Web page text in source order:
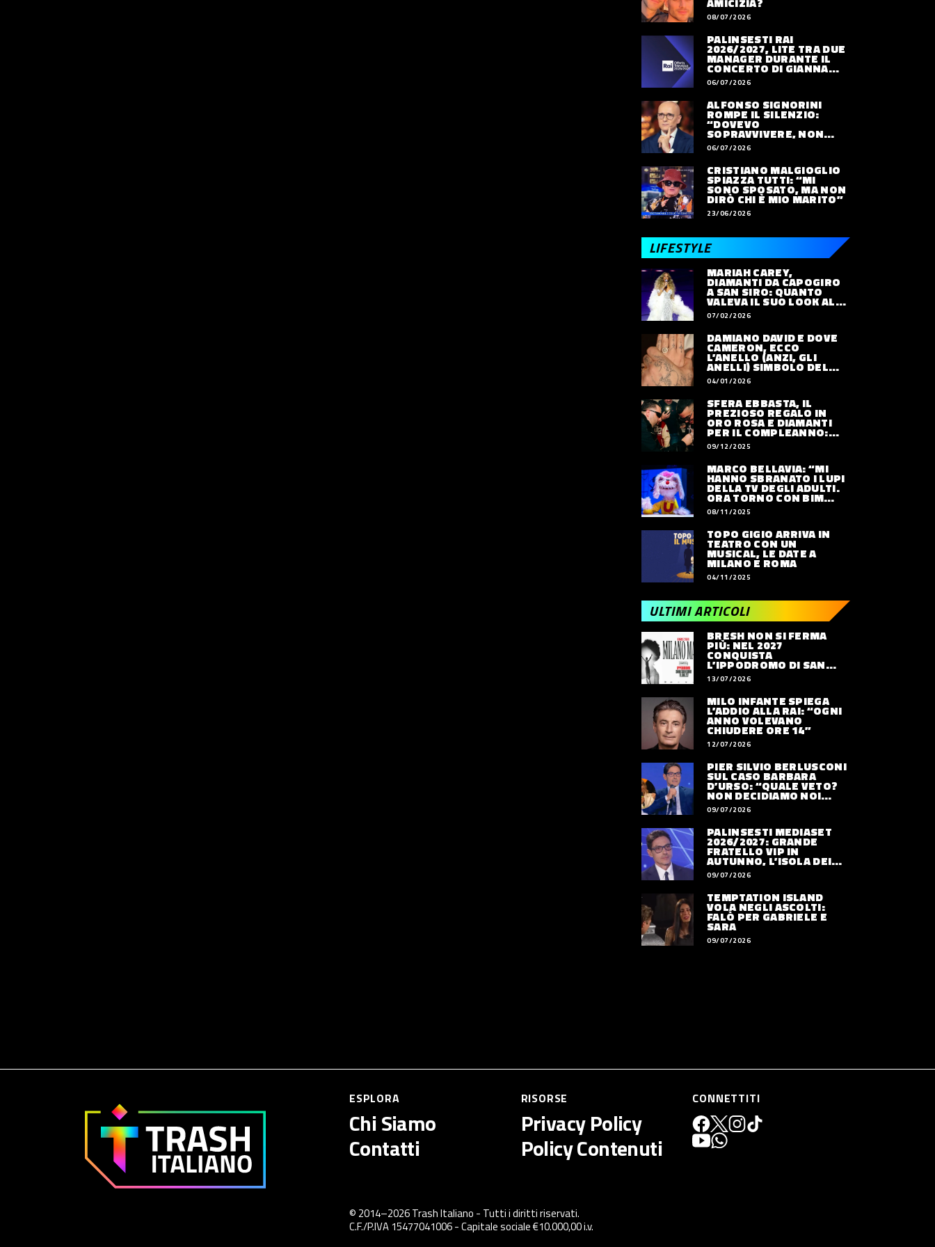
08/07/2026
PALINSESTI RAI
2026/2027, LITE TRA DUE
MANAGER DURANTE IL
CONCERTO DI GIANNA
NANNINI
06/07/2026
ALFONSO SIGNORINI
ROMPE IL SILENZIO:
“DOVEVO
SOPRAVVIVERE, NON
VIVERE”
06/07/2026
CRISTIANO MALGIOGLIO
SPIAZZA TUTTI: “MI
SONO SPOSATO, MA NON
DIRÒ CHI È MIO MARITO”
23/06/2026
LIFESTYLE
MARIAH CAREY,
DIAMANTI DA CAPOGIRO
A SAN SIRO: QUANTO
VALEVA IL SUO LOOK ALLE
OLIMPIADI
07/02/2026
DAMIANO DAVID E DOVE
CAMERON, ECCO
L’ANELLO (ANZI, GLI
ANELLI) SIMBOLO DEL
LORO AMORE
04/01/2026
SFERA EBBASTA, IL
PREZIOSO REGALO IN
ORO ROSA E DIAMANTI
PER IL COMPLEANNO:
QUANTO VALE
09/12/2025
MARCO BELLAVIA: “MI
HANNO SBRANATO I LUPI
DELLA TV DEGLI ADULTI.
ORA TORNO CON BIM
BUM BAM PARTY”
08/11/2025
TOPO GIGIO ARRIVA IN
TEATRO CON UN
MUSICAL, LE DATE A
MILANO E ROMA
04/11/2025
ULTIMI ARTICOLI
BRESH NON SI FERMA
PIÙ: NEL 2027
CONQUISTA
L’IPPODROMO DI SAN
SIRO CON “MILANO
MAREA”
13/07/2026
MILO INFANTE SPIEGA
L’ADDIO ALLA RAI: “OGNI
ANNO VOLEVANO
CHIUDERE ORE 14”
12/07/2026
PIER SILVIO BERLUSCONI
SUL CASO BARBARA
D’URSO: “QUALE VETO?
NON DECIDIAMO NOI
DOVE LAVORERÀ”
09/07/2026
PALINSESTI MEDIASET
2026/2027: GRANDE
FRATELLO VIP IN
AUTUNNO, L’ISOLA DEI
FAMOSI SLITTA AL 2027
09/07/2026
TEMPTATION ISLAND
VOLA NEGLI ASCOLTI:
FALÒ PER GABRIELE E
SARA
09/07/2026
ESPLORA
Chi Siamo
Contatti
RISORSE
Privacy Policy
Policy Contenuti
CONNETTITI
© 2014–2026Trash Italiano - Tutti i diritti riservati.
C.F./P.IVA 15477041006 - Capitale sociale €10.000,00 i.v.